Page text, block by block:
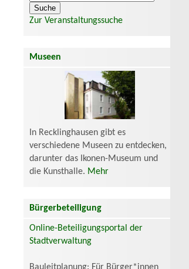
Zur Veranstaltungssuche
Museen
In Recklinghausen gibt es
verschiedene Museen zu entdecken,
darunter das Ikonen-Museum und
die Kunsthalle. Mehr
Bürgerbeteiligung
Online-Beteiligungsportal der
Stadtverwaltung